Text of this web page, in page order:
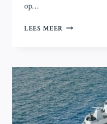
op…
LEES MEER WAAR
HET
MEEST
VAN
HUN
INKOMEN?